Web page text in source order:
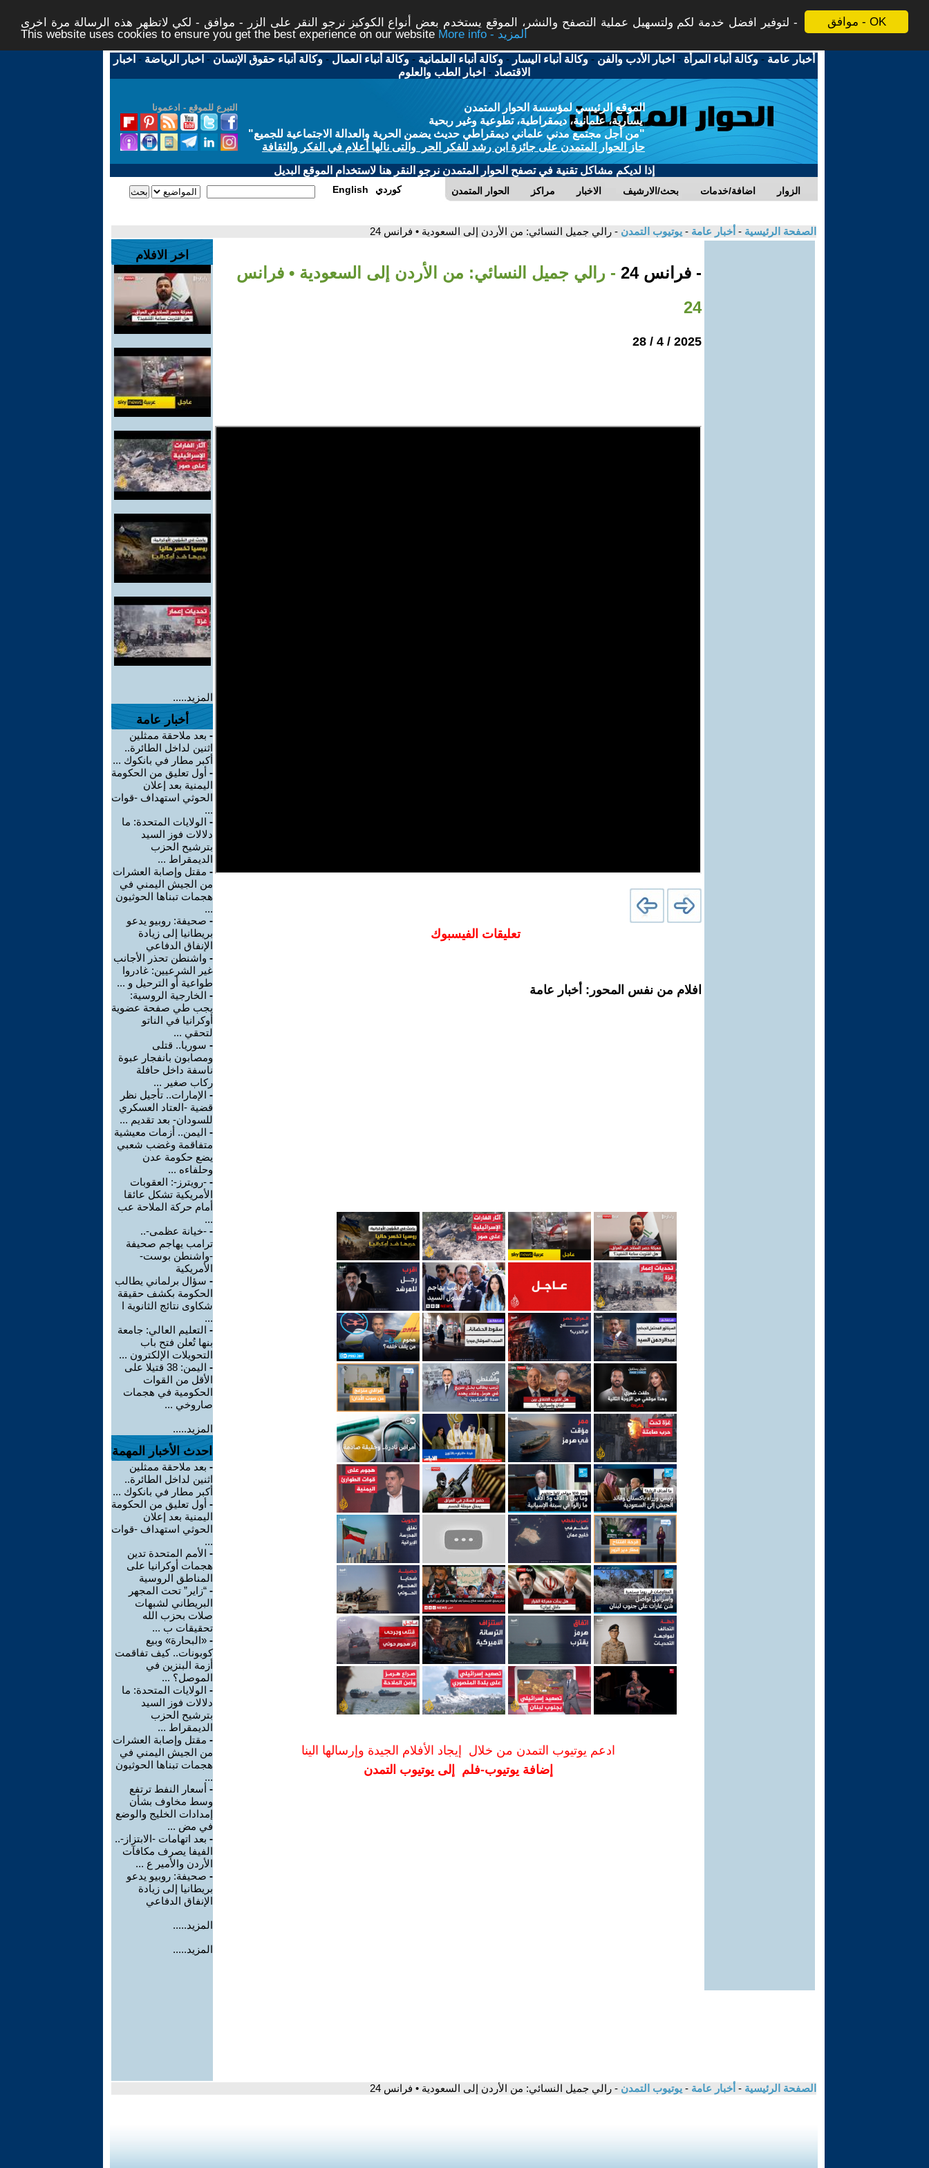
موافق - OK
لتوفير افضل خدمة لكم ولتسهيل عملية التصفح والنشر، الموقع يستخدم بعض أنواع الكوكيز نرجو النقر على الزر - موافق - لكي لاتظهر هذه الرسالة مرة اخرى -
This website uses cookies to ensure you get the best experience on our website
More info - المزيد
أخبار عامة -وكالة أنباء المرأة - اخبار الأدب والفن -وكالة أنباء اليسار -وكالة أنباء العلمانية -وكالة أنباء العمال -وكالة أنباء حقوق الإنسان - اخبار الرياضة - اخبار
الاقتصاد - اخبار الطب والعلوم
التبرع للموقع - ادعمونا
الموقع الرئيسي لمؤسسة الحوار المتمدن
يسارية، علمانية، ديمقراطية، تطوعية وغير ربحية
"من أجل مجتمع مدني علماني ديمقراطي حديث يضمن الحرية والعدالة الاجتماعية للجميع"
حاز الحوار المتمدن على جائزة ابن رشد للفكر الحر والتى نالها أعلام في الفكر والثقافة
إذا لديكم مشاكل تقنية في تصفح الحوار المتمدن نرجو النقر هنا لاستخدام الموقع البديل
الحوار المتمدن مراكز الاخبار بحث/الارشيف اضافة/خدمات الزوار English كوردي
الصفحة الرئيسية - أخبار عامة - يوتيوب التمدن - رالي جميل النسائي: من الأردن إلى السعودية • فرانس 24
- فرانس 24
- رالي جميل النسائي: من الأردن إلى السعودية • فرانس
24
2025 / 4 / 28
تعليقات الفيسبوك
افلام من نفس المحور: أخبار عامة
ادعم يوتيوب التمدن من خلال إيجاد الأفلام الجيدة وإرسالها الينا
إضافة يوتيوب-فلم إلى يوتيوب التمدن
اخر الافلام
المزيد.....
أخبار عامة
- بعد ملاحقة ممثلين
اثنين لداخل الطائرة..
أكبر مطار في بانكوك ...
- أول تعليق من الحكومة
اليمنية بعد إعلان
الحوثي استهداف -قوات
...
- الولايات المتحدة: ما
دلالات فوز السيد
بترشيح الحزب
الديمقراط ...
- مقتل وإصابة العشرات
من الجيش اليمني في
هجمات تبناها الحوثيون
...
- صحيفة: روبيو يدعو
بريطانيا إلى زيادة
الإنفاق الدفاعي
- واشنطن تحذر الأجانب
غير الشرعيين: غادروا
طواعية أو الترحيل و ...
- الخارجية الروسية:
يجب طي صفحة عضوية
أوكرانيا في الناتو
لتحقي ...
- سوريا.. قتلى
ومصابون بانفجار عبوة
ناسفة داخل حافلة
ركاب صغير ...
- الإمارات.. تأجيل نظر
قضية -العتاد العسكري
للسودان- بعد تقديم ...
- اليمن.. أزمات معيشية
متفاقمة وغضب شعبي
يضع حكومة عدن
وحلفاءه ...
- -رويترز-: العقوبات
الأمريكية تشكل عائقا
أمام حركة الملاحة عب
...
- -خيانة عظمى-..
ترامب يهاجم صحيفة
-واشنطن بوست-
الأمريكية
- سؤال برلماني يطالب
الحكومة بكشف حقيقة
شكاوى نتائج الثانوية ا
...
- التعليم العالي: جامعة
بنها تُعلن فتح باب
التحويلات الإلكترون ...
-
اليمن: 38 قتيلا على
الأقل من القوات
الحكومية في هجمات
صاروخي ...
المزيد.....
احدث الأخبار المهمة
- بعد ملاحقة ممثلين
اثنين لداخل الطائرة..
أكبر مطار في بانكوك ...
- أول تعليق من الحكومة
اليمنية بعد إعلان
الحوثي استهداف -قوات
...
- الأمم المتحدة تدين
هجمات أوكرانيا على
المناطق الروسية
- “زاير” تحت المجهر
البريطاني لشبهات
صلات بحزب الله
تحقيقات ب ...
- «البحارة» وبيع
كوبونات.. كيف تفاقمت
أزمة البنزين في
الموصل؟ ...
- الولايات المتحدة: ما
دلالات فوز السيد
بترشيح الحزب
الديمقراط ...
- مقتل وإصابة العشرات
من الجيش اليمني في
هجمات تبناها الحوثيون
...
- أسعار النفط ترتفع
وسط مخاوف بشأن
إمدادات الخليج والوضع
في مض ...
- بعد اتهامات -الابتزاز-..
الفيفا يصرف مكافآت
الأردن والأمير ع ...
- صحيفة: روبيو يدعو
بريطانيا إلى زيادة
الإنفاق الدفاعي
المزيد.....
المزيد.....
الصفحة الرئيسية - أخبار عامة - يوتيوب التمدن - رالي جميل النسائي: من الأردن إلى السعودية • فرانس 24